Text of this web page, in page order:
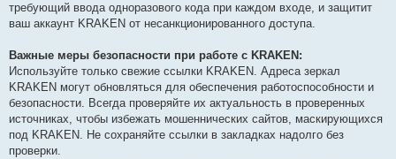
требующий ввода одноразового кода при каждом входе, и защитит
ваш аккаунт KRAKEN от несанкционированного доступа.
Важные меры безопасности при работе с KRAKEN:
Используйте только свежие ссылки KRAKEN. Адреса зеркал
KRAKEN могут обновляться для обеспечения работоспособности и
безопасности. Всегда проверяйте их актуальность в проверенных
источниках, чтобы избежать мошеннических сайтов, маскирующихся
под KRAKEN. Не сохраняйте ссылки в закладках надолго без
проверки.